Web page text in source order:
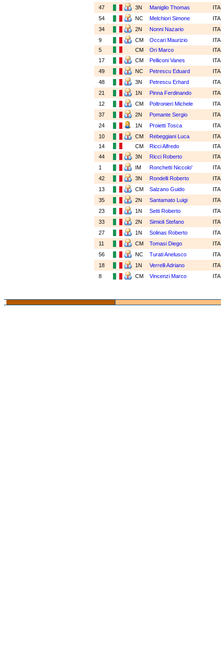
47
3N Maniglio Thomas
54
NC Melchiori Simone
34
2N Nonni Nazario
9
CM Occari Maurizio
5
CM Ori Marco
17
CM Pelliconi Vanes
49
NC Petrescu Eduard
48
3N Petrescu Erhard
21
1N Pinna Ferdinando
12
CM Poltronieri Michele
37
2N Pomante Sergio
24
1N Proietti Tosca
10
CM Rebeggiani Luca
14
CM Ricci Alfredo
44
3N Ricci Roberto
1
IM Ronchetti Niccolo'
42
3N Rondelli Roberto
13
CM Salzano Guido
35
2N Santamato Luigi
23
1N Setti Roberto
33
2N Simioli Stefano
27
1N Solinas Roberto
11
CM Tomasi Diego
56
NC Turati Anelusco
18
1N Verrelli Adriano
8
CM Vincenzi Marco